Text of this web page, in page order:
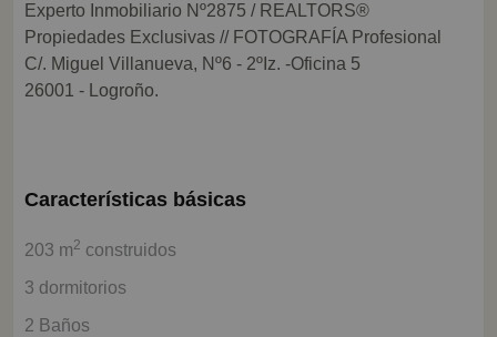
Experto Inmobiliario Nº2875 / REALTORS®
Propiedades Exclusivas // FOTOGRAFÍA Profesional
C/. Miguel Villanueva, Nº6 - 2ºIz. -Oficina 5
26001 - Logroño.
Características básicas
203 m2 construidos
3 dormitorios
2 Baños